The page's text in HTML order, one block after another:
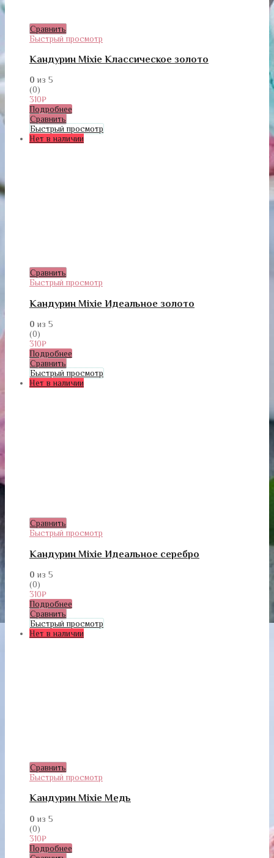
Сравнить
Быстрый просмотр
Кандурин Mixie Классическое золото
0 из 5
(0)
310₽
Подробнее
Сравнить
Быстрый просмотр
Нет в наличии
Сравнить
Быстрый просмотр
Кандурин Mixie Идеальное золото
0 из 5
(0)
310₽
Подробнее
Сравнить
Быстрый просмотр
Нет в наличии
Сравнить
Быстрый просмотр
Кандурин Mixie Идеальное серебро
0 из 5
(0)
310₽
Подробнее
Сравнить
Быстрый просмотр
Нет в наличии
Сравнить
Быстрый просмотр
Кандурин Mixie Медь
0 из 5
(0)
310₽
Подробнее